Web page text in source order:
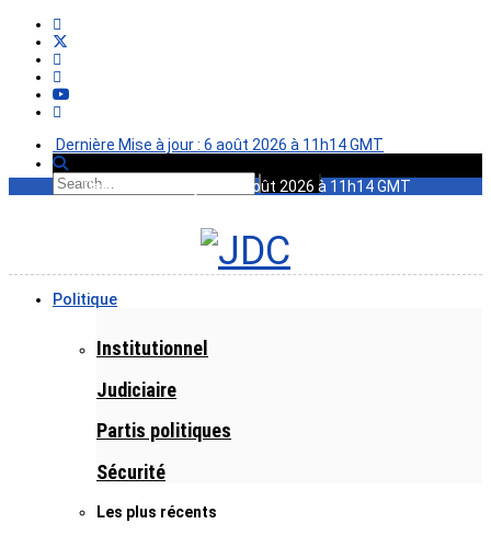
Dernière Mise à jour : 6 août 2026 à 11h14 GMT
Dernière Mise à jour : 6 août 2026 à 11h14 GMT
Politique
Institutionnel
Judiciaire
Partis politiques
Sécurité
Les plus récents